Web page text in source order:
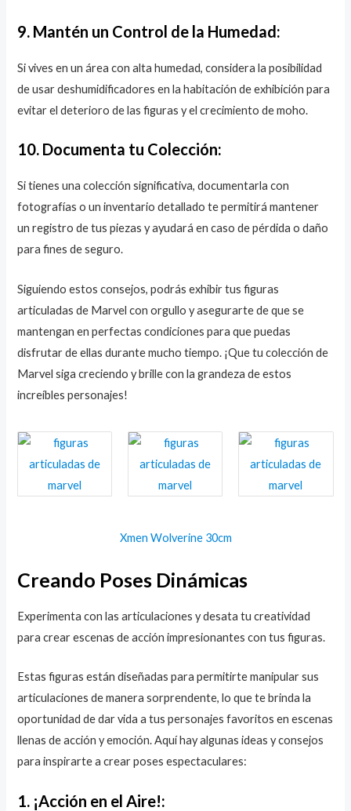
9. Mantén un Control de la Humedad:
Si vives en un área con alta humedad, considera la posibilidad
de usar deshumidificadores en la habitación de exhibición para
evitar el deterioro de las figuras y el crecimiento de moho.
10. Documenta tu Colección:
Si tienes una colección significativa, documentarla con
fotografías o un inventario detallado te permitirá mantener
un registro de tus piezas y ayudará en caso de pérdida o daño
para fines de seguro.
Siguiendo estos consejos, podrás exhibir tus figuras
articuladas de Marvel con orgullo y asegurarte de que se
mantengan en perfectas condiciones para que puedas
disfrutar de ellas durante mucho tiempo. ¡Que tu colección de
Marvel siga creciendo y brille con la grandeza de estos
increíbles personajes!
Xmen Wolverine 30cm
Creando Poses Dinámicas
Experimenta con las articulaciones y desata tu creatividad
para crear escenas de acción impresionantes con tus figuras.
Estas figuras están diseñadas para permitirte manipular sus
articulaciones de manera sorprendente, lo que te brinda la
oportunidad de dar vida a tus personajes favoritos en escenas
llenas de acción y emoción. Aquí hay algunas ideas y consejos
para inspirarte a crear poses espectaculares:
1. ¡Acción en el Aire!: